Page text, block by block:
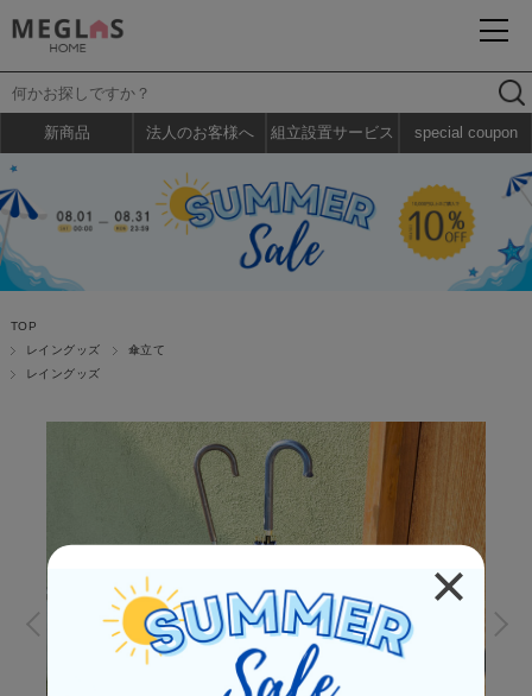
新商品 法人のお客様へ 組立設置サービス special coupon
TOP
レイングッズ
傘立て
レイングッズ